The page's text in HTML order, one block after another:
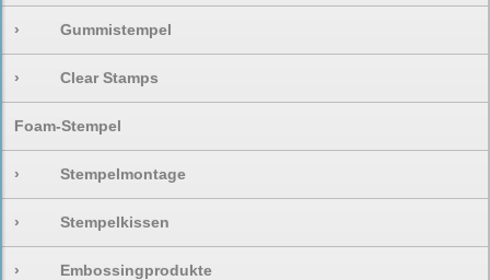
› Gummistempel
› Clear Stamps
Foam-Stempel
› Stempelmontage
› Stempelkissen
› Embossingprodukte